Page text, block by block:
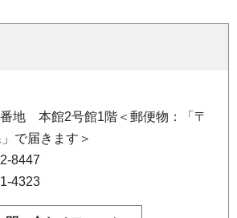
地 本館2号館1階＜郵便物：「〒
で届きます＞
8447
4323